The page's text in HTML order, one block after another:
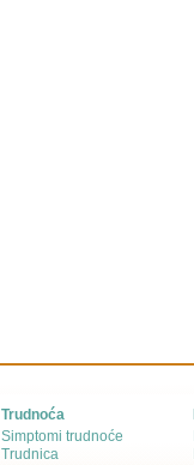
Trudnoća
Simptomi trudnoće
Trudnica